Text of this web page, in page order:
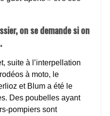
on se demande si on
suite à l’interpellation
à moto, le
et Blum a été le
Des poubelles ayant
pompiers sont